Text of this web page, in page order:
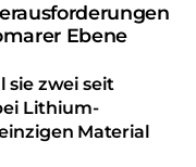
Ebene
sie zwei seit
Lithium-
Material